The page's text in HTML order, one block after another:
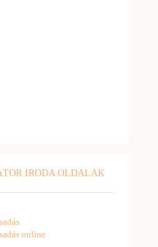
IRODA OLDALAK
online